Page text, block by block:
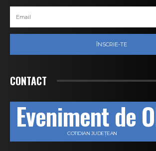
ÎNSCRIE-TE
CONTACT
Eveniment de
COTIDIAN JUDEȚEAN